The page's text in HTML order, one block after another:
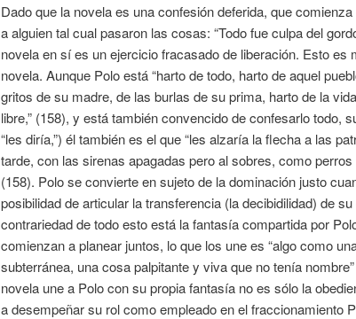
Dado que la novela es una confesión deferida, que
a alguien tal cual pasaron las cosas: “Todo fue culpa del
novela en sí es un ejercicio fracasado de liberación. Esto es
novela. Aunque Polo está “harto de todo, harto de aquel
gritos de su madre, de las burlas de su prima, harto de la
libre,” (158), y está también convencido de confesarlo todo,
“les diría,”) él también es el que “les alzaría la flecha a las
tarde, con las sirenas apagadas pero al sobres, como
(158). Polo se convierte en sujeto de la dominación justo
posibilidad de articular la transferencia (la decibidilidad) de
contrariedad de todo esto está la fantasía compartida por
comienzan a planear juntos, lo que los une es “algo como
subterránea, una cosa palpitante y viva que no tenía
novela une a Polo con su propia fantasía no es sólo la
a desempeñar su rol como empleado en el fraccionamiento